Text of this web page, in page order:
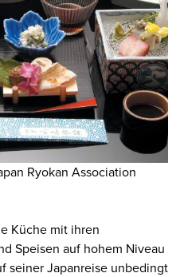
Ryokan Association
Küche mit ihren
Speisen auf hohem Niveau
seiner Japanreise unbedingt